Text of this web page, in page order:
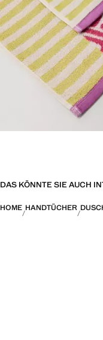
DAS KÖNNTE SIE AUCH
HOME HANDTÜCHER